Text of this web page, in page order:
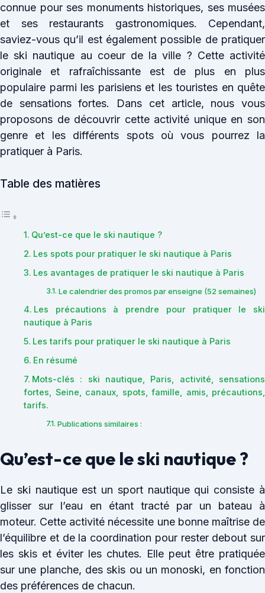
connue pour ses monuments historiques, ses musées
et ses restaurants gastronomiques. Cependant,
saviez-vous qu’il est également possible de pratiquer
le ski nautique au coeur de la ville ? Cette activité
originale et rafraîchissante est de plus en plus
populaire parmi les parisiens et les touristes en quête
de sensations fortes. Dans cet article, nous vous
proposons de découvrir cette activité unique en son
genre et les différents spots où vous pourrez la
pratiquer à Paris.
Table des matières
Qu’est-ce que le ski nautique ?
Les spots pour pratiquer le ski nautique à Paris
Les avantages de pratiquer le ski nautique à Paris
Le calendrier des promos par enseigne (52 semaines)
Les précautions à prendre pour pratiquer le ski
nautique à Paris
Les tarifs pour pratiquer le ski nautique à Paris
En résumé
Mots-clés : ski nautique, Paris, activité, sensations
fortes, Seine, canaux, spots, famille, amis, précautions,
tarifs.
Publications similaires :
Qu’est-ce que le ski nautique ?
Le ski nautique est un sport nautique qui consiste à
glisser sur l’eau en étant tracté par un bateau à
moteur. Cette activité nécessite une bonne maîtrise de
l’équilibre et de la coordination pour rester debout sur
les skis et éviter les chutes. Elle peut être pratiquée
sur une planche, des skis ou un monoski, en fonction
des préférences de chacun.